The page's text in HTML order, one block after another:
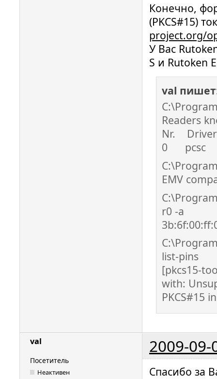
Конечно,
(PKCS#15)
project.org/
У Вас
S и Rutoken
val
Readers
Nr.
0 pcsc
EMV
r0 -a
list-pins
[pkcs15-
with:
PKCS#15
val 2009-09-
Посетитель
Неактивен
Спасибо за